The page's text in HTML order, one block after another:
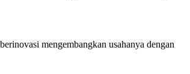
mengembangkan usahanya dengan